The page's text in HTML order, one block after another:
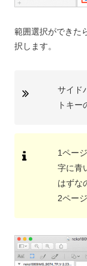
範囲選択ができた
択します。
サイド
トキ
1ペー
字に青
はずな
2ペー